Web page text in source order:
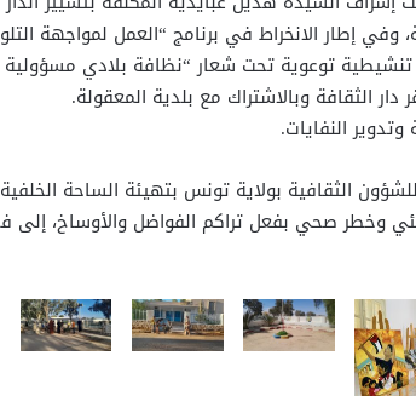
وفي إطار الانخراط في برنامج “العمل لمواجهة
تنشيطية توعوية تحت شعار “نظافة بلادي مسؤولية
النفايات.
الثقافية بولاية تونس بتهيئة الساحة الخلفية
وخطر صحي بفعل تراكم الفواضل والأوساخ، إلى